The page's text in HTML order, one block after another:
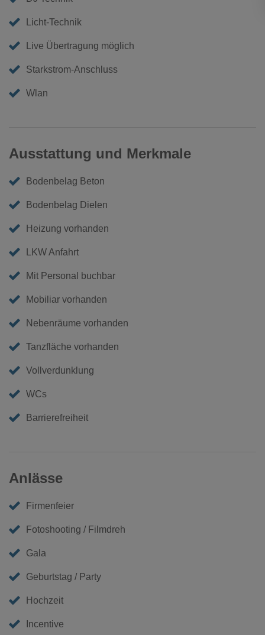
Licht-Technik
Live Übertragung möglich
Starkstrom-Anschluss
Wlan
Ausstattung und Merkmale
Bodenbelag Beton
Bodenbelag Dielen
Heizung vorhanden
LKW Anfahrt
Mit Personal buchbar
Mobiliar vorhanden
Nebenräume vorhanden
Tanzfläche vorhanden
Vollverdunklung
WCs
Barrierefreiheit
Anlässe
Firmenfeier
Fotoshooting / Filmdreh
Gala
Geburtstag / Party
Hochzeit
Incentive